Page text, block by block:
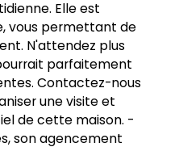
Elle est
vous permettant de
N'attendez plus
parfaitement
Contactez-nous
une visite et
de cette maison. -
son agencement